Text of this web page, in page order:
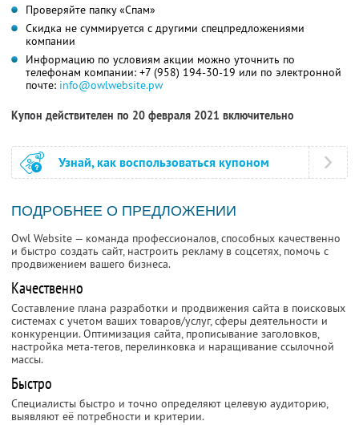
Проверяйте папку «Спам»
Скидка не суммируется с другими спецпредложениями
компании
Информацию по условиям акции можно уточнить по
телефонам компании: +7 (958) 194-30-19 или по электронной
почте: info@owlwebsite.pw
Купон действителен по 20 февраля 2021 включительно
Узнай, как воспользоваться купоном
ПОДРОБНЕЕ О ПРЕДЛОЖЕНИИ
Owl Website — команда профессионалов, способных качественно
и быстро создать сайт, настроить рекламу в соцсетях, помочь с
продвижением вашего бизнеса.
Качественно
Составление плана разработки и продвижения сайта в поисковых
системах с учетом ваших товаров/услуг, сферы деятельности и
конкуренции. Оптимизация сайта, прописывание заголовков,
настройка мета-тегов, перелинковка и наращивание ссылочной
массы.
Быстро
Специалисты быстро и точно определяют целевую аудиторию,
выявляют её потребности и критерии.